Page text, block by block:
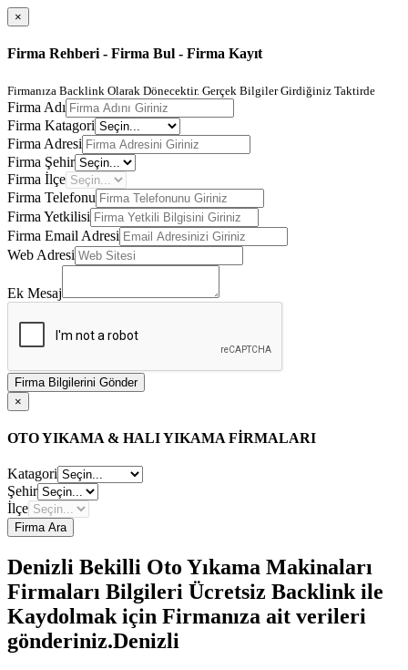
×
Firma Rehberi - Firma Bul - Firma Kayıt
Firmanıza Backlink Olarak Dönecektir. Gerçek Bilgiler Girdiğiniz Taktirde
Firma Adı
Firma Katagori
Firma Adresi
Firma Şehir
Firma İlçe
Firma Telefonu
Firma Yetkilisi
Firma Email Adresi
Web Adresi
Ek Mesaj
Firma Bilgilerini Gönder
×
OTO YIKAMA & HALI YIKAMA FİRMALARI
Katagori
Şehir
İlçe
Firma Ara
Denizli Bekilli Oto Yıkama Makinaları
Firmaları Bilgileri Ücretsiz Backlink ile
Kaydolmak için Firmanıza ait verileri
gönderiniz.Denizli